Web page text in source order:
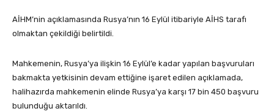
AİHM’nin açıklamasında Rusya’nın 16 Eylül itibariyle AİHS tarafı
olmaktan çekildiği belirtildi.
Mahkemenin, Rusya’ya ilişkin 16 Eylül’e kadar yapılan başvuruları
bakmakta yetkisinin devam ettiğine işaret edilen açıklamada,
halihazırda mahkemenin elinde Rusya’ya karşı 17 bin 450 başvuru
bulunduğu aktarıldı.